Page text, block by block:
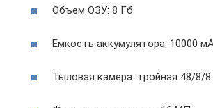
Объем ОЗУ: 8 Гб
Емкость аккумулятора: 10000
Тыловая камера: тройная 48/8/